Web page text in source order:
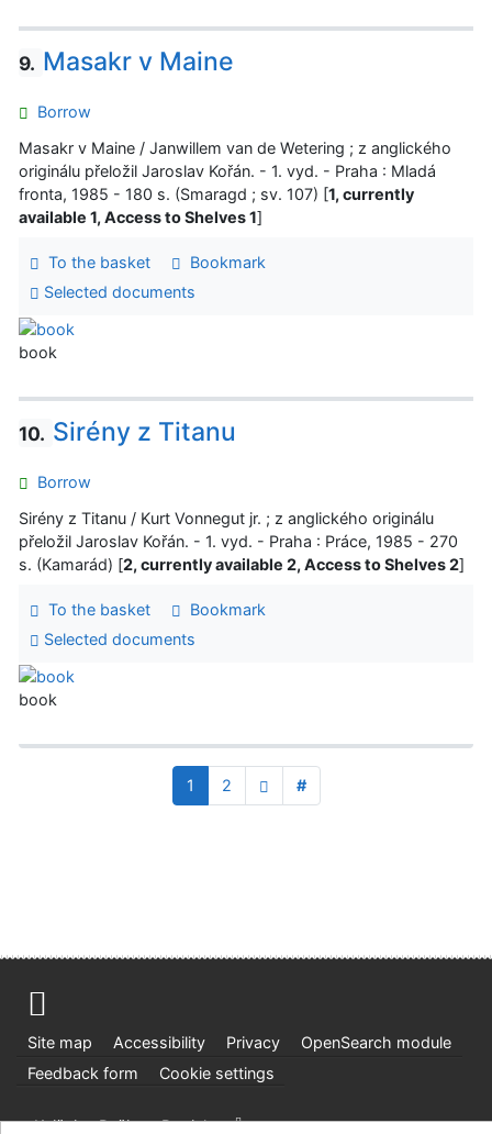
9. Masakr v Maine
Borrow
Masakr v Maine / Janwillem van de Wetering ; z anglického
originálu přeložil Jaroslav Kořán. - 1. vyd. - Praha : Mladá
fronta, 1985 - 180 s. (Smaragd ; sv. 107) [1, currently
available 1, Access to Shelves 1]
To the basket
Bookmark
Selected documents
book
10. Sirény z Titanu
Borrow
Sirény z Titanu / Kurt Vonnegut jr. ; z anglického originálu
přeložil Jaroslav Kořán. - 1. vyd. - Praha : Práce, 1985 - 270
s. (Kamarád) [2, currently available 2, Access to Shelves 2]
To the basket
Bookmark
Selected documents
book
1 2 #
Site map Accessibility Privacy
OpenSearch module
Feedback form
Cookie settings
Knižnica Ružinov Bratislava